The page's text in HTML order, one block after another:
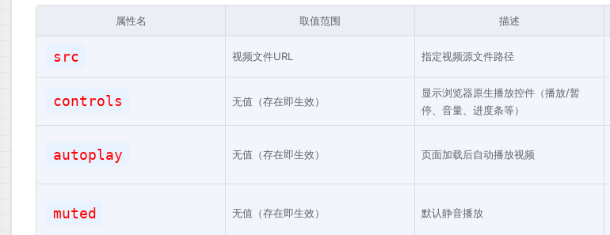
属性名 取值范围 描述
src 视频文件URL 指定视频源文件路径
controls 无值（存在即生效）
显示浏览器原生播放控件（播放/暂
停、音量、进度条等）
autoplay 无值（存在即生效） 页面加载后自动播放视频
muted 无值（存在即生效） 默认静音播放